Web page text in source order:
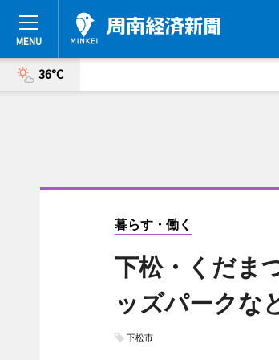
36°C
暮らす・働く
下松・くだま
ッズパークな
下松市